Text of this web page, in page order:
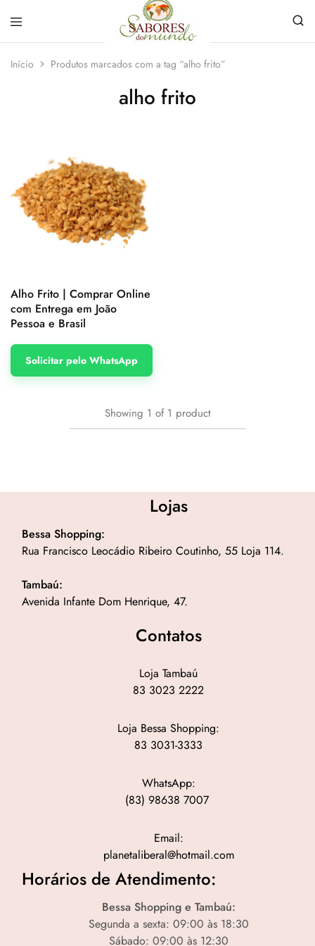
do
Mundo
loja
de
Especiarias
Início Produtos marcados com a tag “alho frito”
alho frito
Alho Frito | Comprar Online
com Entrega em João
Pessoa e Brasil
Solicitar pelo WhatsApp
Showing 1 of 1 product
Lojas
Bessa Shopping:
Rua Francisco Leocádio Ribeiro Coutinho, 55 Loja 114.
Tambaú:
Avenida Infante Dom Henrique, 47.
Contatos
Loja Tambaú
83 3023 2222
Loja Bessa Shopping:
83 3031-3333
WhatsApp:
(83) 98638 7007
Email:
planetaliberal@hotmail.com
Horários de Atendimento:
Bessa Shopping e Tambaú:
Segunda a sexta: 09:00 às 18:30
Sábado: 09:00 às 12:30